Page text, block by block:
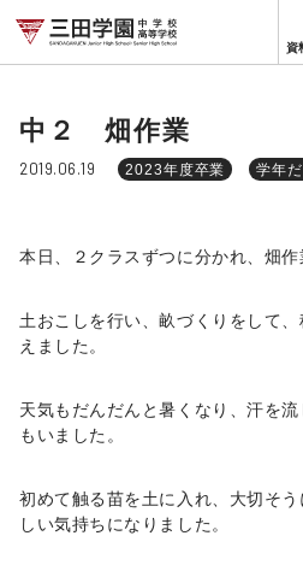
資
中２ 畑作業
2019.06.19 2023年度卒業 学年
本日、２クラスずつに分かれ、畑作
土おこしを行い、畝づくりをして
えました。
天気もだんだんと暑くなり、汗を
もいました。
初めて触る苗を土に入れ、大切そ
しい気持ちになりました。